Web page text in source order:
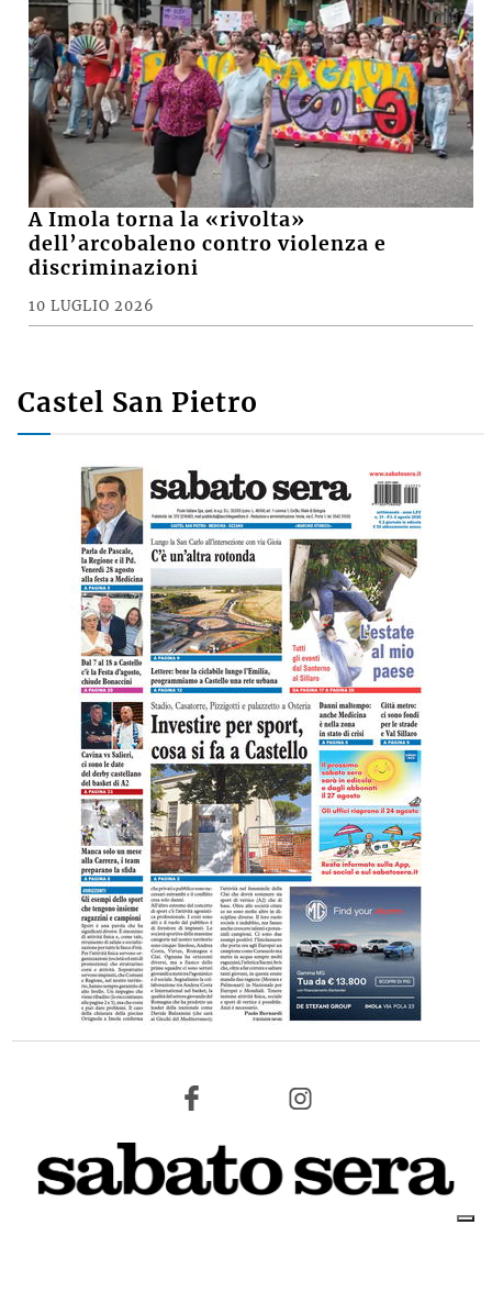
A Imola torna la «rivolta»
dell’arcobaleno contro violenza e
discriminazioni
10 LUGLIO 2026
Castel San Pietro